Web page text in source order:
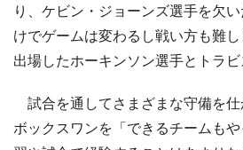
り、ケビン・ジョーンズ選手を欠
けでゲームは変わるし戦い方も難
出場したホーキンソン選手とトラビ
試合を通してさまざまな守備を
ボックスワンを「できるチームも